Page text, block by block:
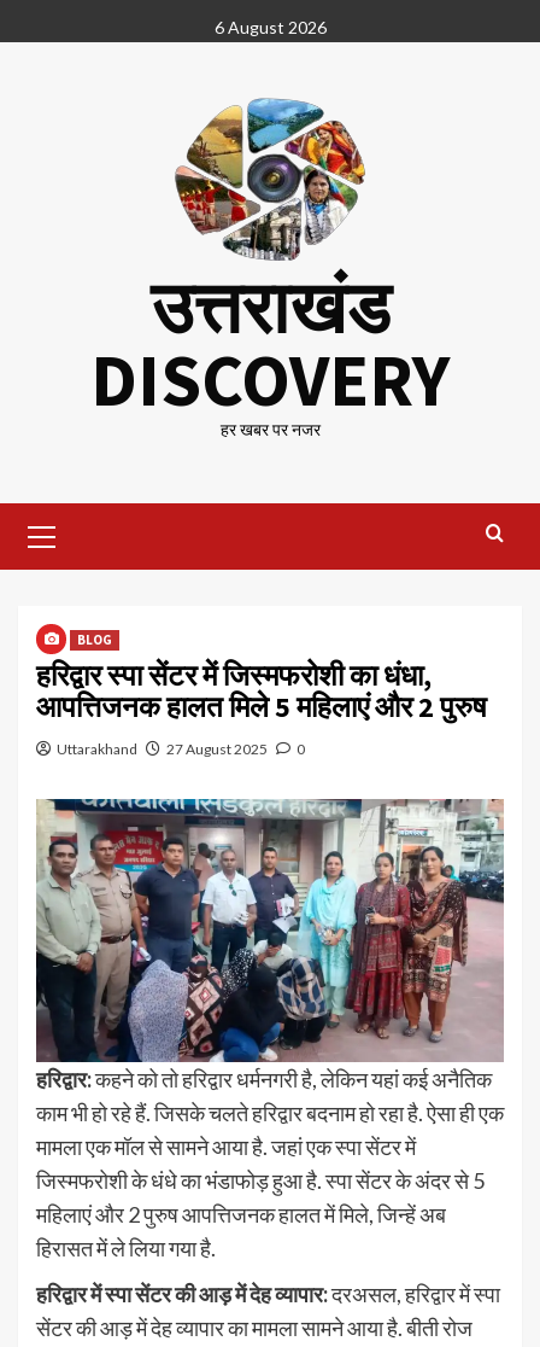
to
6 August 2026
उत्तराखंड
DISCOVERY
हर खबर पर नजर
Menu
BLOG
हरिद्वार स्पा सेंटर में जिस्मफरोशी का धंधा,
आपत्तिजनक हालत मिले 5 महिलाएं और 2 पुरुष
Uttarakhand 27 August 2025 0
हरिद्वार:कहने को तो हरिद्वार धर्मनगरी है, लेकिन यहां कई अनैतिक
काम भी हो रहे हैं. जिसके चलते हरिद्वार बदनाम हो रहा है. ऐसा ही एक
मामला एक मॉल से सामने आया है. जहां एक स्पा सेंटर में
जिस्मफरोशी के धंधे का भंडाफोड़ हुआ है. स्पा सेंटर के अंदर से 5
महिलाएं और 2 पुरुष आपत्तिजनक हालत में मिले, जिन्हें अब
हिरासत में ले लिया गया है.
हरिद्वार में स्पा सेंटर की आड़ में देह व्यापार:दरअसल, हरिद्वार में स्पा
सेंटर की आड़ में देह व्यापार का मामला सामने आया है. बीती रोज